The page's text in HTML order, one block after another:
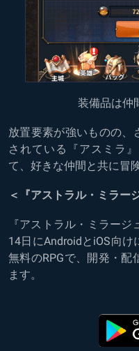
装備品は仲
放置要素が強いものの、
されている『アスミラ
て、好きな仲間と共に冒
＜『アストラル・ミラー
『アストラル・ミラー
14日にAndroidとiOS向
無料のRPGで、開発・配
ます。